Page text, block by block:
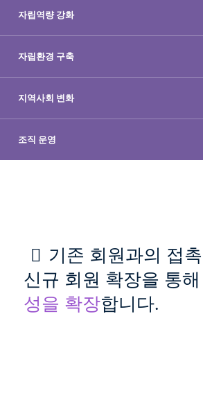
자립역량 강화
자립환경 구축
지역사회 변화
조직 운영
기존 회원과의 접
신규 회원 확장을 통해
성을 확장합니다.